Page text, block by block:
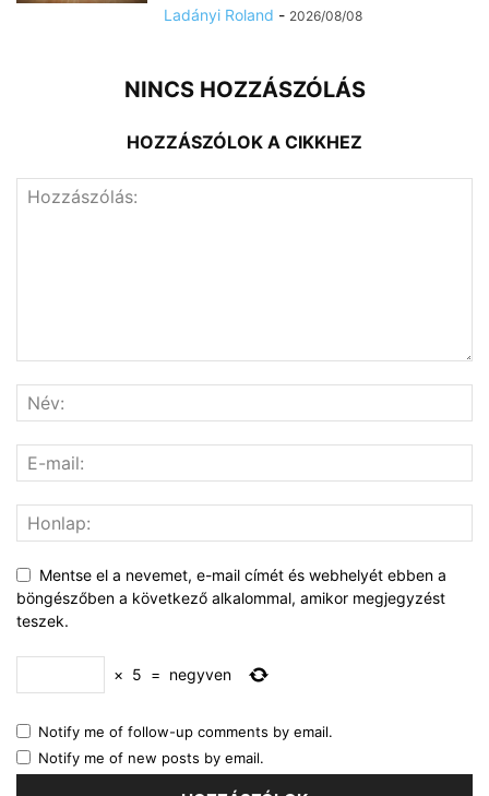
Ladányi Roland - 2026/08/08
NINCS HOZZÁSZÓLÁS
HOZZÁSZÓLOK A CIKKHEZ
Mentse el a nevemet, e-mail címét és webhelyét ebben a
böngészőben a következő alkalommal, amikor megjegyzést
teszek.
× 5 = negyven
Notify me of follow-up comments by email.
Notify me of new posts by email.